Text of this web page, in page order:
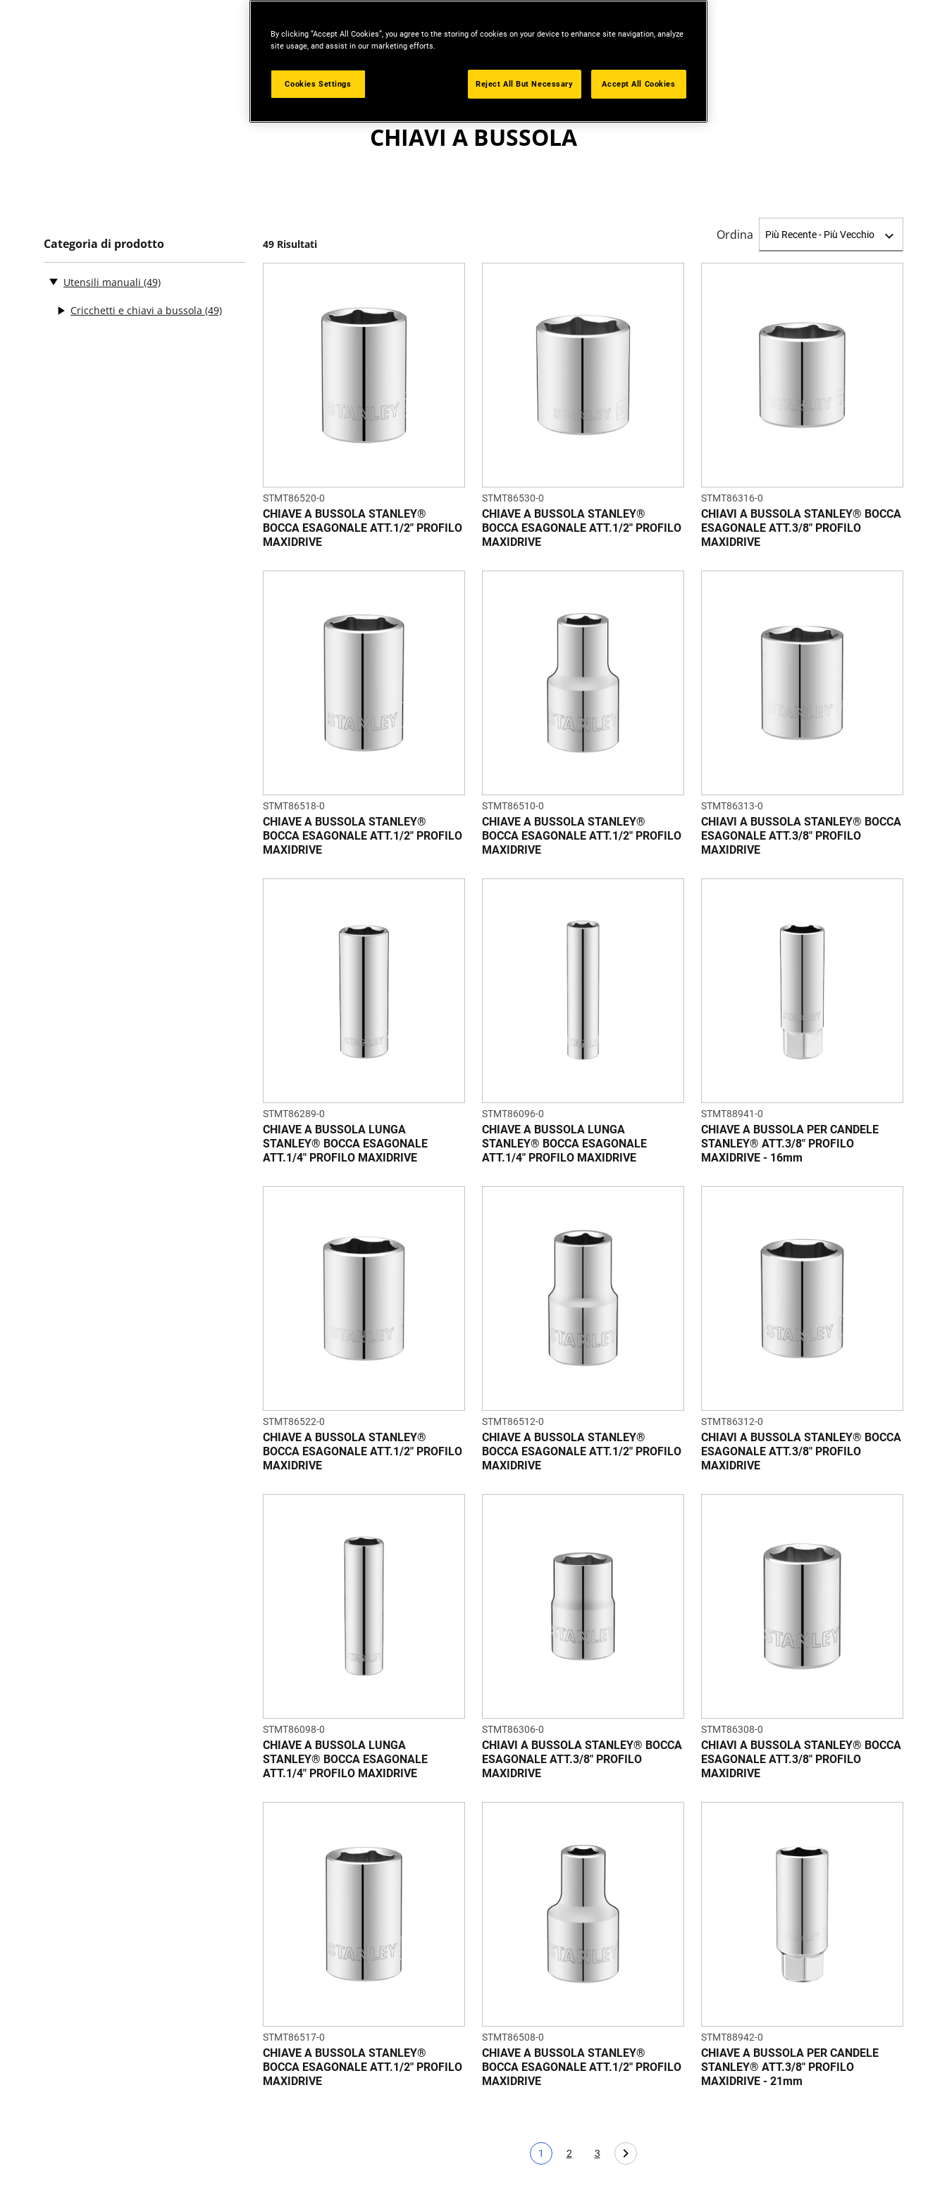
CHIAVI A BUSSOLA
Categoria di prodotto
Utensili manuali (49)
Cricchetti e chiavi a bussola (49)
49 Risultati
Ordina
STMT86520-0
CHIAVE A BUSSOLA STANLEY®
BOCCA ESAGONALE ATT.1/2" PROFILO
MAXIDRIVE
STMT86530-0
CHIAVE A BUSSOLA STANLEY®
BOCCA ESAGONALE ATT.1/2" PROFILO
MAXIDRIVE
STMT86316-0
CHIAVI A BUSSOLA STANLEY® BOCCA
ESAGONALE ATT.3/8" PROFILO
MAXIDRIVE
STMT86518-0
CHIAVE A BUSSOLA STANLEY®
BOCCA ESAGONALE ATT.1/2" PROFILO
MAXIDRIVE
STMT86510-0
CHIAVE A BUSSOLA STANLEY®
BOCCA ESAGONALE ATT.1/2" PROFILO
MAXIDRIVE
STMT86313-0
CHIAVI A BUSSOLA STANLEY® BOCCA
ESAGONALE ATT.3/8" PROFILO
MAXIDRIVE
STMT86289-0
CHIAVE A BUSSOLA LUNGA
STANLEY® BOCCA ESAGONALE
ATT.1/4" PROFILO MAXIDRIVE
STMT86096-0
CHIAVE A BUSSOLA LUNGA
STANLEY® BOCCA ESAGONALE
ATT.1/4" PROFILO MAXIDRIVE
STMT88941-0
CHIAVE A BUSSOLA PER CANDELE
STANLEY® ATT.3/8" PROFILO
MAXIDRIVE - 16mm
STMT86522-0
CHIAVE A BUSSOLA STANLEY®
BOCCA ESAGONALE ATT.1/2" PROFILO
MAXIDRIVE
STMT86512-0
CHIAVE A BUSSOLA STANLEY®
BOCCA ESAGONALE ATT.1/2" PROFILO
MAXIDRIVE
STMT86312-0
CHIAVI A BUSSOLA STANLEY® BOCCA
ESAGONALE ATT.3/8" PROFILO
MAXIDRIVE
STMT86098-0
CHIAVE A BUSSOLA LUNGA
STANLEY® BOCCA ESAGONALE
ATT.1/4" PROFILO MAXIDRIVE
STMT86306-0
CHIAVI A BUSSOLA STANLEY® BOCCA
ESAGONALE ATT.3/8" PROFILO
MAXIDRIVE
STMT86308-0
CHIAVI A BUSSOLA STANLEY® BOCCA
ESAGONALE ATT.3/8" PROFILO
MAXIDRIVE
STMT86517-0
CHIAVE A BUSSOLA STANLEY®
BOCCA ESAGONALE ATT.1/2" PROFILO
MAXIDRIVE
STMT86508-0
CHIAVE A BUSSOLA STANLEY®
BOCCA ESAGONALE ATT.1/2" PROFILO
MAXIDRIVE
STMT88942-0
CHIAVE A BUSSOLA PER CANDELE
STANLEY® ATT.3/8" PROFILO
MAXIDRIVE - 21mm
Pagina corrente
1
Page
2
Page
3
By clicking “Accept All Cookies”, you agree to the storing of cookies on your device to enhance site navigation, analyze
site usage, and assist in our marketing efforts.
Cookies Settings Reject All But Necessary Accept All Cookies